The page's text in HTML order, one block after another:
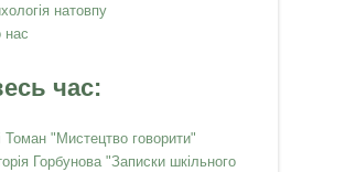
натовпу
нас
час:
Томан "Мистецтво говорити"
Горбунова "Записки шкільного